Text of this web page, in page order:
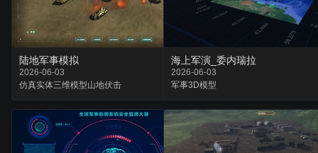
陆地军事模拟
2026-06-03
仿真实体三维模型山地伏击
海上军演_委内瑞拉
2026-06-03
军事3D模型